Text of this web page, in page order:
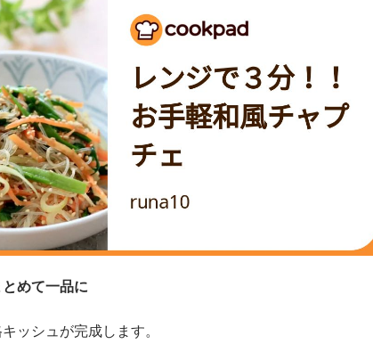
めて一品に
ッシュが完成します。